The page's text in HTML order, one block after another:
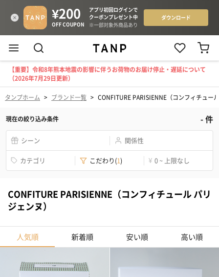
【重要】令和8年熊本地震の影響に伴うお荷物のお届け停止・遅延について
（2026年7月29日更新）
タンプホーム > ブランド一覧 > CONFITURE PARISIENNE（コンフィチュー
現在の絞り込み条件 -件
シーン 関係性
カテゴリ こだわり(1) ¥ 0 ~ 上限なし
CONFITURE PARISIENNE（コンフィチュール パリ
ジェンヌ）
人気順 新着順 安い順 高い順